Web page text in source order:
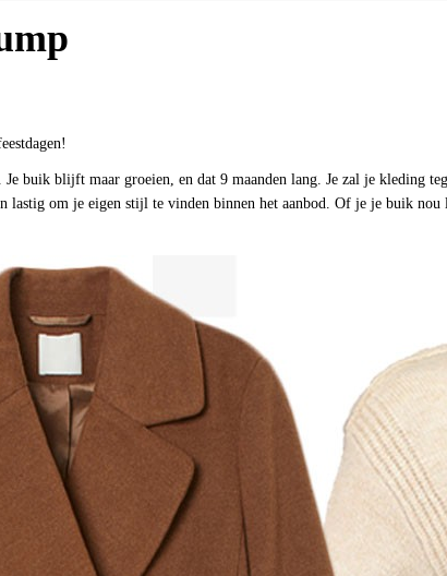
buik blijft maar groeien, en dat 9 maanden lang. Je zal je kleding
lastig om je eigen stijl te vinden binnen het aanbod. Of je je buik